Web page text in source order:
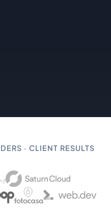
· CLIENT RESULTS